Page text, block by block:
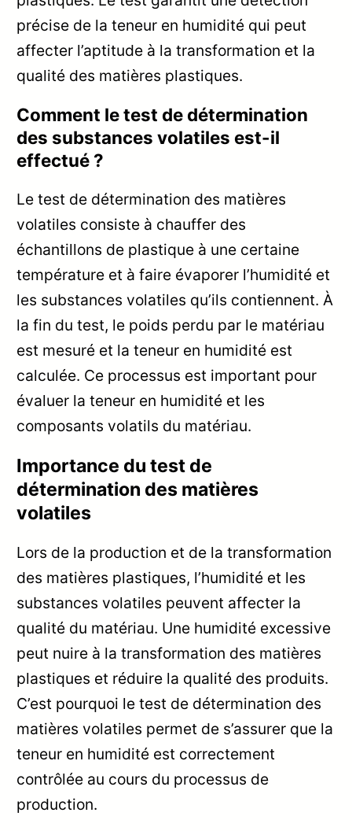
précise de la teneur en humidité qui peut
affecter l’aptitude à la transformation et la
qualité des matières plastiques.
Comment le test de détermination
des substances volatiles est-il
effectué ?
Le test de détermination des matières
volatiles consiste à chauffer des
échantillons de plastique à une certaine
température et à faire évaporer l’humidité et
les substances volatiles qu’ils contiennent. À
la fin du test, le poids perdu par le matériau
est mesuré et la teneur en humidité est
calculée. Ce processus est important pour
évaluer la teneur en humidité et les
composants volatils du matériau.
Importance du test de
détermination des matières
volatiles
Lors de la production et de la transformation
des matières plastiques, l’humidité et les
substances volatiles peuvent affecter la
qualité du matériau. Une humidité excessive
peut nuire à la transformation des matières
plastiques et réduire la qualité des produits.
C’est pourquoi le test de détermination des
matières volatiles permet de s’assurer que la
teneur en humidité est correctement
contrôlée au cours du processus de
production.